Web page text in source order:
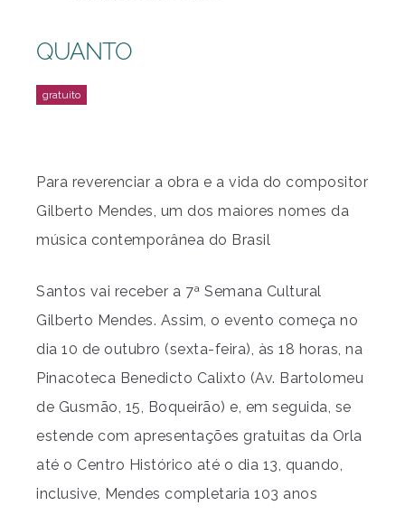
QUANTO
Para reverenciar a obra e a vida do compositor
Gilberto Mendes, um dos maiores nomes da
música contemporânea do Brasil
Santos vai receber a 7ª Semana Cultural
Gilberto Mendes. Assim, o evento começa no
dia 10 de outubro (sexta-feira), às 18 horas, na
Pinacoteca Benedicto Calixto (Av. Bartolomeu
de Gusmão, 15, Boqueirão) e, em seguida, se
estende com apresentações gratuitas da Orla
até o Centro Histórico até o dia 13, quando,
inclusive, Mendes completaria 103 anos